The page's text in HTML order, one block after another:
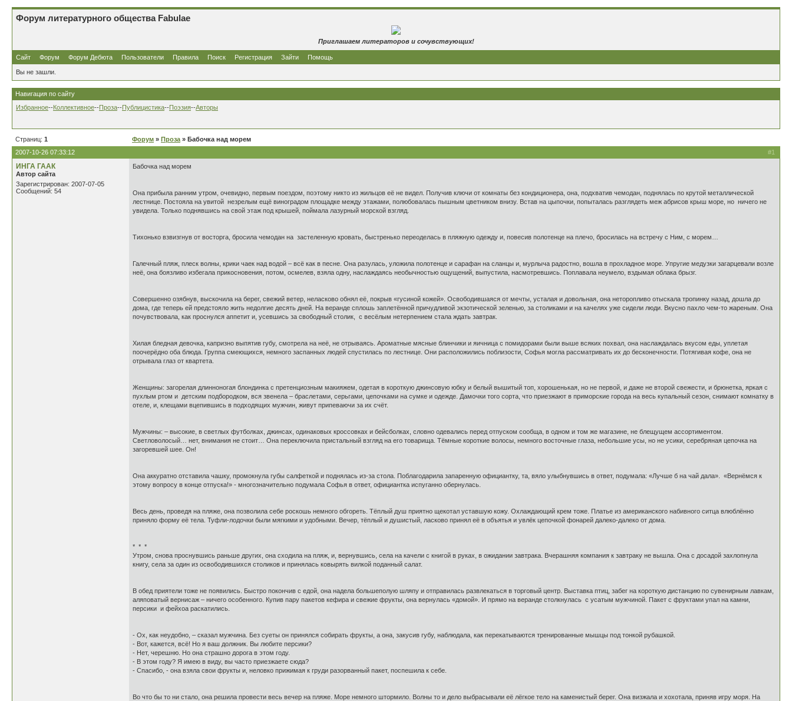
Форум литературного общества Fabulae
Приглашаем литераторов и сочувствующих!
Сайт Форум Форум Дебюта Пользователи Правила Поиск Регистрация Зайти Помощь
Вы не зашли.
Навигация по сайту
Избранное--Коллективное--Проза--Публицистика--Поэзия--Авторы
Страниц: 1 Форум » Проза » Бабочка над морем
#1
2007-10-26 07:33:12
ИНГА ГААК
Автор сайта
Зарегистрирован: 2007-07-05
Сообщений: 54
Бабочка над морем
Она прибыла ранним утром, очевидно, первым поездом, поэтому никто из жильцов её не видел. Получив ключи от комнаты без кондиционера, она, подхватив чемодан, поднялась по крутой металлической
лестнице. Постояла на увитой незрелым ещё виноградом площадке между этажами, полюбовалась пышным цветником внизу. Встав на цыпочки, попыталась разглядеть меж абрисов крыш море, но ничего не
увидела. Только поднявшись на свой этаж под крышей, поймала лазурный морской взгляд.
Тихонько взвизгнув от восторга, бросила чемодан на застеленную кровать, быстренько переоделась в пляжную одежду и, повесив полотенце на плечо, бросилась на встречу с Ним, с морем…
Галечный пляж, плеск волны, крики чаек над водой – всё как в песне. Она разулась, уложила полотенце и сарафан на сланцы и, мурлыча радостно, вошла в прохладное море. Упругие медузки загарцевали возле
неё, она боязливо избегала прикосновения, потом, осмелев, взяла одну, наслаждаясь необычностью ощущений, выпустила, насмотревшись. Поплавала неумело, вздымая облака брызг.
Совершенно озябнув, выскочила на берег, свежий ветер, неласково обнял её, покрыв «гусиной кожей». Освободившаяся от мечты, усталая и довольная, она неторопливо отыскала тропинку назад, дошла до
дома, где теперь ей предстояло жить недолгие десять дней. На веранде сплошь заплетённой причудливой экзотической зеленью, за столиками и на качелях уже сидели люди. Вкусно пахло чем-то жареным. Она
почувствовала, как проснулся аппетит и, усевшись за свободный столик, с весёлым нетерпением стала ждать завтрак.
Хилая бледная девочка, капризно выпятив губу, смотрела на неё, не отрываясь. Ароматные мясные блинчики и яичница с помидорами были выше всяких похвал, она наслаждалась вкусом еды, уплетая
поочерёдно оба блюда. Группа смеющихся, немного заспанных людей спустилась по лестнице. Они расположились поблизости, Софья могла рассматривать их до бесконечности. Потягивая кофе, она не
отрывала глаз от квартета.
Женщины: загорелая длинноногая блондинка с претенциозным макияжем, одетая в короткую джинсовую юбку и белый вышитый топ, хорошенькая, но не первой, и даже не второй свежести, и брюнетка, яркая с
пухлым ртом и детским подбородком, вся звенела – браслетами, серьгами, цепочками на сумке и одежде. Дамочки того сорта, что приезжают в приморские города на весь купальный сезон, снимают комнатку в
отеле, и, клещами вцепившись в подходящих мужчин, живут припеваючи за их счёт.
Мужчины: – высокие, в светлых футболках, джинсах, одинаковых кроссовках и бейсболках, словно одевались перед отпуском сообща, в одном и том же магазине, не блещущем ассортиментом.
Светловолосый… нет, внимания не стоит… Она переключила пристальный взгляд на его товарища. Тёмные короткие волосы, немного восточные глаза, небольшие усы, но не усики, серебряная цепочка на
загоревшей шее. Он!
Она аккуратно отставила чашку, промокнула губы салфеткой и поднялась из-за стола. Поблагодарила запаренную официантку, та, вяло улыбнувшись в ответ, подумала: «Лучше б на чай дала». «Вернёмся к
этому вопросу в конце отпуска!» - многозначительно подумала Софья в ответ, официантка испуганно обернулась.
Весь день, проведя на пляже, она позволила себе роскошь немного обгореть. Тёплый душ приятно щекотал уставшую кожу. Охлаждающий крем тоже. Платье из американского набивного ситца влюблённо
приняло форму её тела. Туфли-лодочки были мягкими и удобными. Вечер, тёплый и душистый, ласково принял её в объятья и увлёк цепочкой фонарей далеко-далеко от дома.
* * *
Утром, снова проснувшись раньше других, она сходила на пляж, и, вернувшись, села на качели с книгой в руках, в ожидании завтрака. Вчерашняя компания к завтраку не вышла. Она с досадой захлопнула
книгу, села за один из освободившихся столиков и принялась ковырять вилкой поданный салат.
В обед приятели тоже не появились. Быстро покончив с едой, она надела большеполую шляпу и отправилась развлекаться в торговый центр. Выставка птиц, забег на короткую дистанцию по сувенирным лавкам,
аляповатый вернисаж – ничего особенного. Купив пару пакетов кефира и свежие фрукты, она вернулась «домой». И прямо на веранде столкнулась с усатым мужчиной. Пакет с фруктами упал на камни,
персики и фейхоа раскатились.
- Ох, как неудобно, – сказал мужчина. Без суеты он принялся собирать фрукты, а она, закусив губу, наблюдала, как перекатываются тренированные мышцы под тонкой рубашкой.
- Вот, кажется, всё! Но я ваш должник. Вы любите персики?
- Нет, черешню. Но она страшно дорога в этом году.
- В этом году? Я имею в виду, вы часто приезжаете сюда?
- Спасибо, - она взяла свои фрукты и, неловко прижимая к груди разорванный пакет, поспешила к себе.
Во что бы то ни стало, она решила провести весь вечер на пляже. Море немного штормило. Волны то и дело выбрасывали её лёгкое тело на каменистый берег. Она визжала и хохотала, приняв игру моря. На